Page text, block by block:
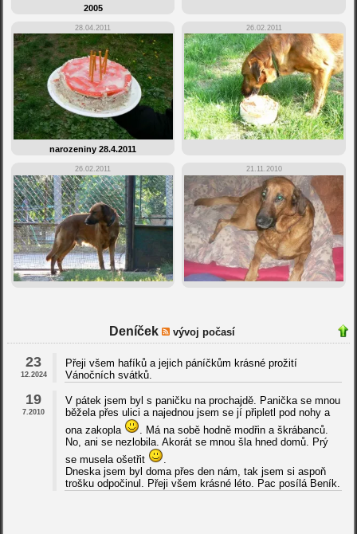
2005
28.04.2011
narozeniny 28.4.2011
26.02.2011
26.02.2011 21.11.2010
Deníček vývoj počasí
23
12.2024
Přeji všem hafíků a jejich páníčkům krásné prožití
Vánočních svátků.
19
7.2010
V pátek jsem byl s paničku na prochajdě. Panička se mnou
běžela přes ulici a najednou jsem se jí připletl pod nohy a
ona zakopla
. Má na sobě hodně modřin a škrábanců.
No, ani se nezlobila. Akorát se mnou šla hned domů. Prý
se musela ošetřit
.
Dneska jsem byl doma přes den nám, tak jsem si aspoň
trošku odpočinul. Přeji všem krásné léto. Pac posílá Beník.